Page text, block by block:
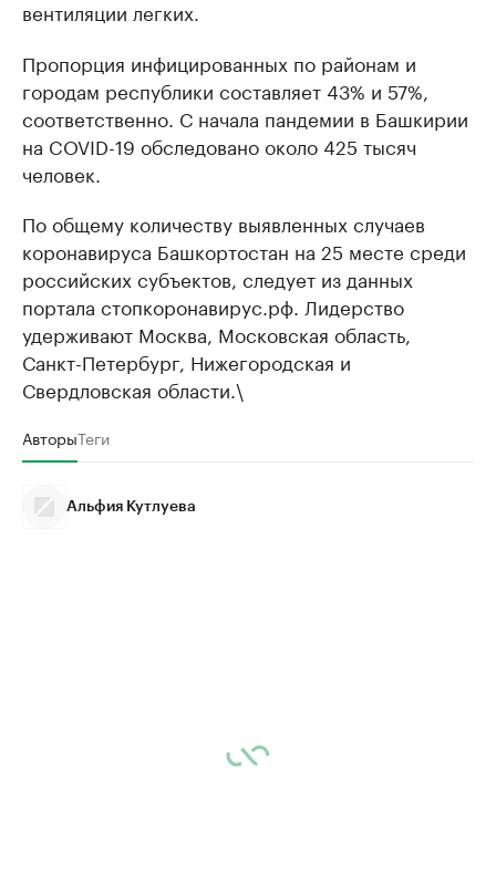
вентиляции легких.
Пропорция инфицированных по районам и
городам республики составляет 43% и 57%,
соответственно. С начала пандемии в Башкирии
на COVID-19 обследовано около 425 тысяч
человек.
По общему количеству выявленных случаев
коронавируса Башкортостан на 25 месте среди
российских субъектов, следует из данных
портала стопкоронавирус.рф. Лидерство
удерживают Москва, Московская область,
Санкт-Петербург, Нижегородская и
Свердловская области.\
АвторыТеги
Альфия Кутлуева